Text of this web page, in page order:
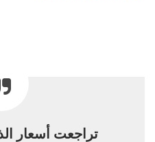
تراجعت أسعار